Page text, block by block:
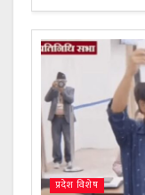
प्रदेश विशेष